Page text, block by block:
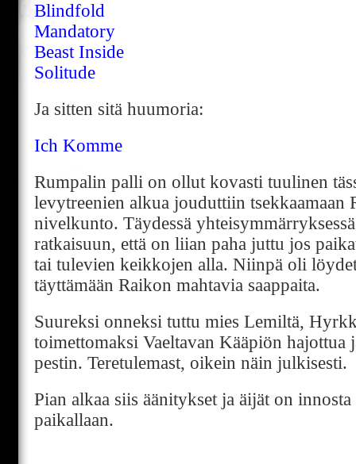
Blindfold
Mandatory
Beast Inside
Solitude
Ja sitten sitä huumoria:
Ich Komme
Rumpalin palli on ollut kovasti tuulinen
levytreenien alkua jouduttiin tsekkaamaan
nivelkunto. Täydessä
ratkaisuun, että on liian paha juttu jos
tai tulevien keikkojen alla. Niinpä oli
täyttämään Raikon mahtavia saappaita.
Suureksi onneksi tuttu mies Lemiltä,
toimettomaksi Vaeltavan Kääpiön hajottua
pestin. Teretulemast, oikein näin julkisesti.
Pian alkaa siis äänitykset ja äijät on
paikallaan.